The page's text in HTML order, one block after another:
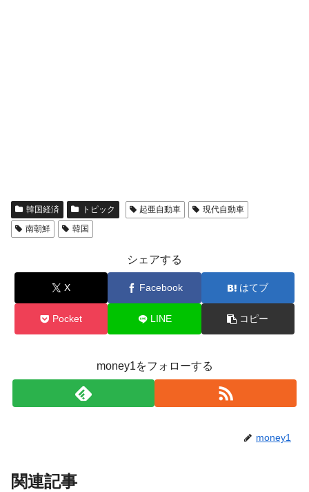
韓国経済 トピック 起亜自動車
現代自動車
南朝鮮
韓国
シェアする
X Facebook はてブ
Pocket LINE コピー
money1をフォローする
money1
関連記事